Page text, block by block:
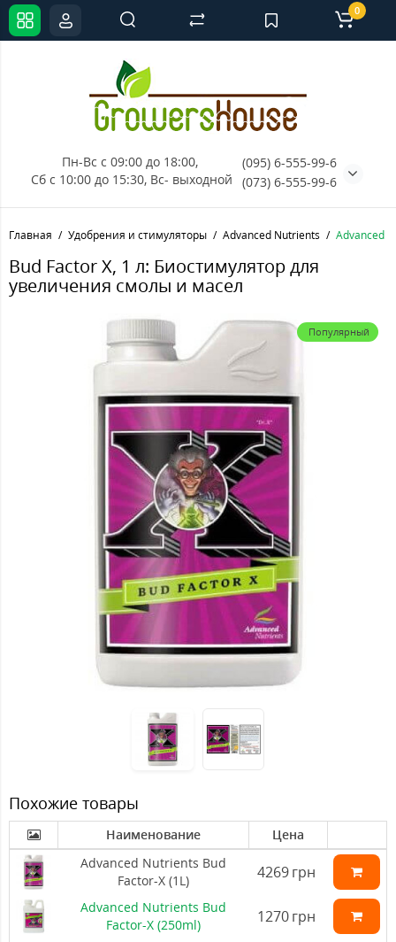
Пн-Вс с 09:00 до 18:00,
Сб с 10:00 до 15:30, Вс- выходной
(095) 6-555-99-6
(073) 6-555-99-6
0
Главная Удобрения и стимуляторы Advanced Nutrients Advanced
Bud Factor X, 1 л: Биостимулятор для
увеличения смолы и масел
Популярный
Похожие товары
Наименование
Цена
Advanced Nutrients Bud
Factor-X (1L)
4269грн
Advanced Nutrients Bud
Factor-X (250ml)
1270грн